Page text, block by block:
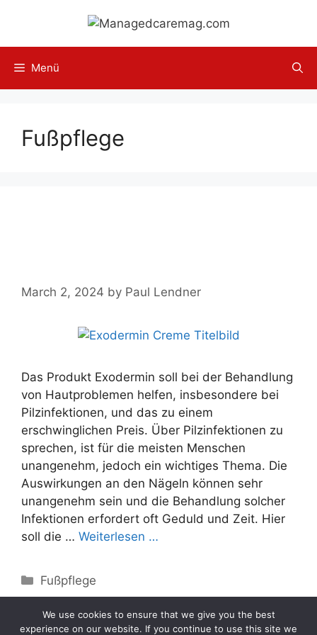
content
Menü
Fußpflege
March 2, 2024 by Paul Lendner
Das Produkt Exodermin soll bei der Behandlung
von Hautproblemen helfen, insbesondere bei
Pilzinfektionen, und das zu einem
erschwinglichen Preis. Über Pilzinfektionen zu
sprechen, ist für die meisten Menschen
unangenehm, jedoch ein wichtiges Thema. Die
Auswirkungen an den Nägeln können sehr
unangenehm sein und die Behandlung solcher
Infektionen erfordert oft Geduld und Zeit. Hier
soll die … Weiterlesen …
Categories
Fußpflege
We use cookies to ensure that we give you the best
experience on our website. If you continue to use this site we